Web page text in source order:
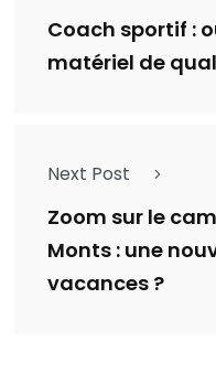
Coach sportif :
matériel de
Next Post
Zoom sur le
Monts : une
vacances ?